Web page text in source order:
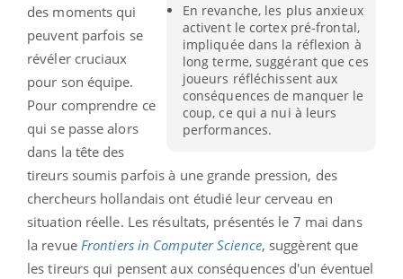
En revanche, les plus anxieux
activent le cortex pré-frontal,
impliquée dans la réflexion à
long terme, suggérant que ces
joueurs réfléchissent aux
conséquences de manquer le
coup, ce qui a nui à leurs
performances.
des moments qui
peuvent parfois se
révéler cruciaux
pour son équipe.
Pour comprendre ce
qui se passe alors
dans la tête des
tireurs soumis parfois à une grande pression, des
chercheurs hollandais ont étudié leur cerveau en
situation réelle. Les résultats, présentés le 7 mai dans
la revue Frontiers in Computer Science, suggèrent que
les tireurs qui pensent aux conséquences d'un éventuel